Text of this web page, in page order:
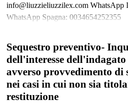
info@liuzzieliuzzilex.com WhatsApp
WhatsApp Spagna: 0034654252355
Sequestro preventivo-
dell'interesse
avverso provvedimento di
nei casi in cui non sia
restituzione